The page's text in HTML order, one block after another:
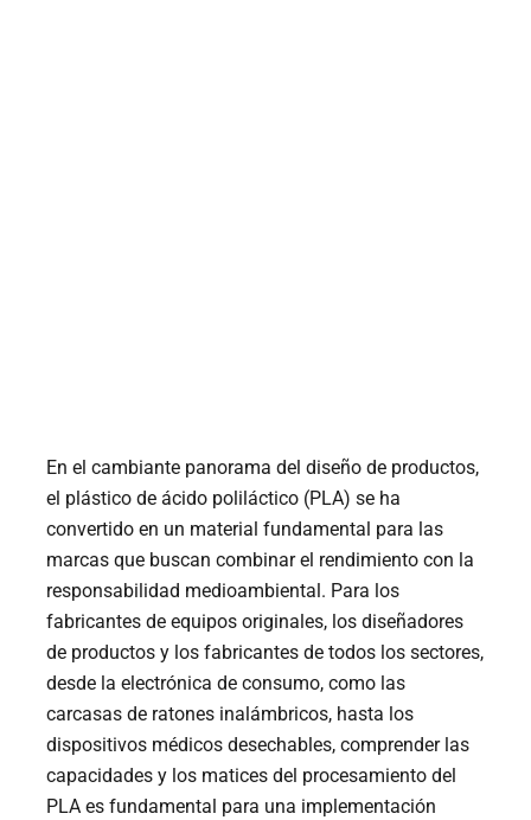
En el cambiante panorama del diseño de productos,
el plástico de ácido poliláctico (PLA) se ha
convertido en un material fundamental para las
marcas que buscan combinar el rendimiento con la
responsabilidad medioambiental. Para los
fabricantes de equipos originales, los diseñadores
de productos y los fabricantes de todos los sectores,
desde la electrónica de consumo, como las
carcasas de ratones inalámbricos, hasta los
dispositivos médicos desechables, comprender las
capacidades y los matices del procesamiento del
PLA es fundamental para una implementación